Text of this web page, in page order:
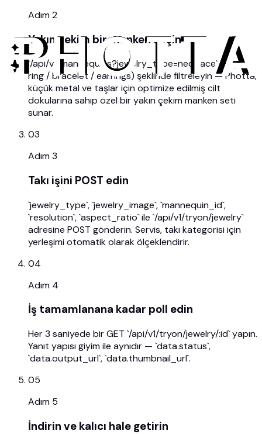
Adım2
Yakın çekim bir manken seçin
`/api/v1/mannequins?jewelry_type=necklace` (veya
ring / bracelet / earrings) şeklinde filtreleyin — Photta,
küçük metal ve taşlar için optimize edilmiş cilt
dokularına sahip özel bir yakın çekim manken seti
sunar.
03
Adım3
Takı işini POST edin
`jewelry_type`, `jewelry_image`, `mannequin_id`,
`resolution`, `aspect_ratio` ile `/api/v1/tryon/jewelry`
adresine POST gönderin. Servis, takı kategorisi için
yerleşimi otomatik olarak ölçeklendirir.
04
Adım 4
İş tamamlanana kadar poll edin
Her 3 saniyede bir GET `/api/v1/tryon/jewelry/:id` yapın.
Yanıt yapısı giyim ile aynıdır — `data.status`,
`data.output_url`, `data.thumbnail_url`.
05
Adım 5
İndirin ve kalıcı hale getirin